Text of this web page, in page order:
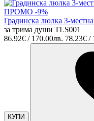
ПРОМО -9%
Градинска люлка 3-
за трима души TLS001
86.92€ / 170.00лв. 78.23€ /
КУПИ